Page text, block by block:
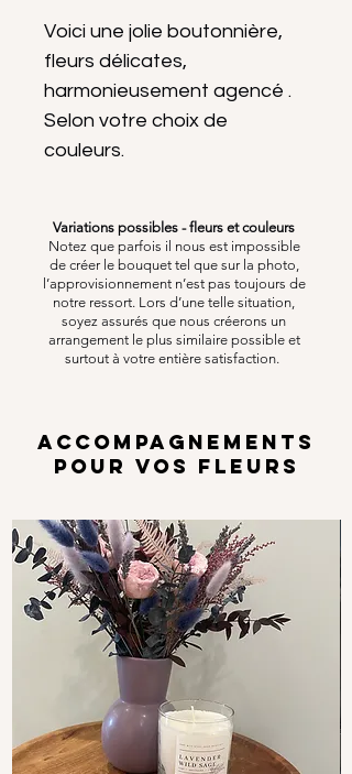
Voici une jolie boutonnière,
fleurs délicates,
harmonieusement agencé .
Selon votre choix de
couleurs.
Variations possibles - fleurs et couleurs
Notez que parfois il nous est impossible
de créer le bouquet tel que sur la photo,
l’approvisionnement n’est pas toujours de
notre ressort. Lors d’une telle situation,
soyez assurés que nous créerons un
arrangement le plus similaire possible et
surtout à votre entière satisfaction.
ACCOMPAGNEMENTS
POUR VOS FLEURS